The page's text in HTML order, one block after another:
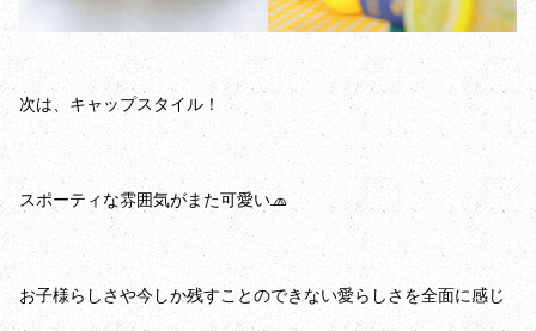
次は、キャップスタイル！
スポーティな雰囲気がまた可愛い🧢
お子様らしさや今しか残すことのできない愛らしさを全面に感じ